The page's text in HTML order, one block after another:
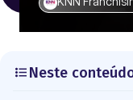
KNN
Neste